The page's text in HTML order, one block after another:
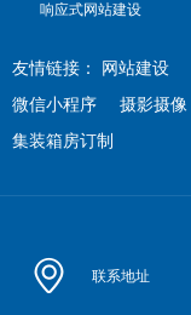
响应式网站建设
友情链接： 网站建设
微信小程序
摄影摄像
集装箱房订制
联系地址